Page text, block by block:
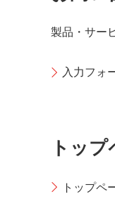
製品・サー
入力フォ
トッ
トップペ